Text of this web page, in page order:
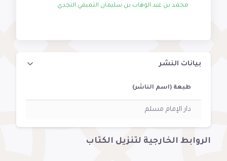
محمد بن عبد الوهاب بن سليمان التميمي النجدي
بيانات النشر
طبعة (اسم الناشر)
دار الإمام مسلم
الروابط الخارجية لتنزيل الكتاب